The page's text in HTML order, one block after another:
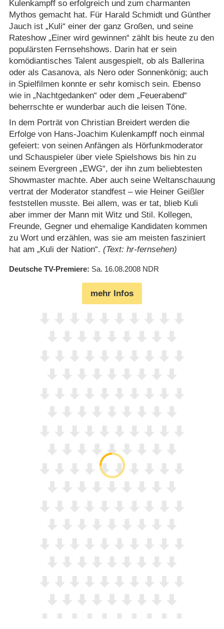
Kulenkampff so erfolgreich und zum charmanten
Mythos gemacht hat. Für Harald Schmidt und Günther
Jauch ist „Kuli“ einer der ganz Großen, und seine
Rateshow „Einer wird gewinnen“ zählt bis heute zu den
populärsten Fernsehshows. Darin hat er sein
komödiantisches Talent ausgespielt, ob als Ballerina
oder als Casanova, als Nero oder Sonnenkönig; auch
in Spielfilmen konnte er sehr komisch sein. Ebenso
wie in „Nachtgedanken“ oder dem „Feuerabend“
beherrschte er wunderbar auch die leisen Töne.
In dem Porträt von Christian Breidert werden die
Erfolge von Hans-Joachim Kulenkampff noch einmal
gefeiert: von seinen Anfängen als Hörfunkmoderator
und Schauspieler über viele Spielshows bis hin zu
seinem Evergreen „EWG“, der ihn zum beliebtesten
Showmaster machte. Aber auch seine Weltanschauung
vertrat der Moderator standfest – wie Heiner Geißler
feststellen musste. Bei allem, was er tat, blieb Kuli
aber immer der Mann mit Witz und Stil. Kollegen,
Freunde, Gegner und ehemalige Kandidaten kommen
zu Wort und erzählen, was sie am meisten fasziniert
hat am „Kuli der Nation“. (Text: hr-fernsehen)
Deutsche TV-Premiere Sa. 16.08.2008 NDR
mehr Infos